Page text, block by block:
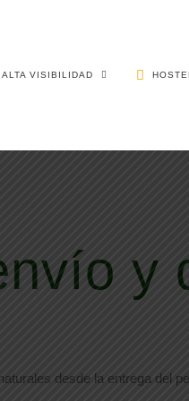
ALTA VISIBILIDAD
y
desde la entrega del